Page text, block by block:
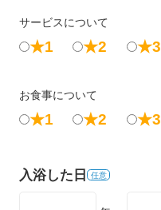
サービスについて
★1 ★2 ★3
お食事について
★1 ★2 ★3
入浴した日 任意